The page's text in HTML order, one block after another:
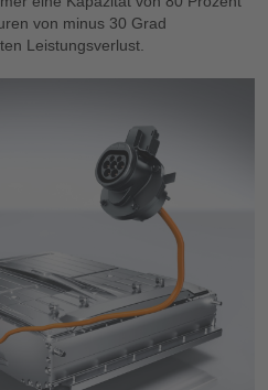
von minus 30 Grad
Leistungsverlust.